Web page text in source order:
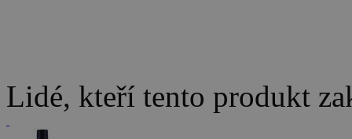
Lidé, kteří tento produkt